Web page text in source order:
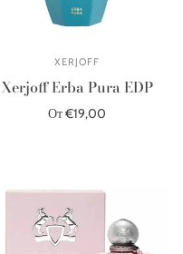
XERJOFF
Xerjoff Erba Pura EDP
От €19,00